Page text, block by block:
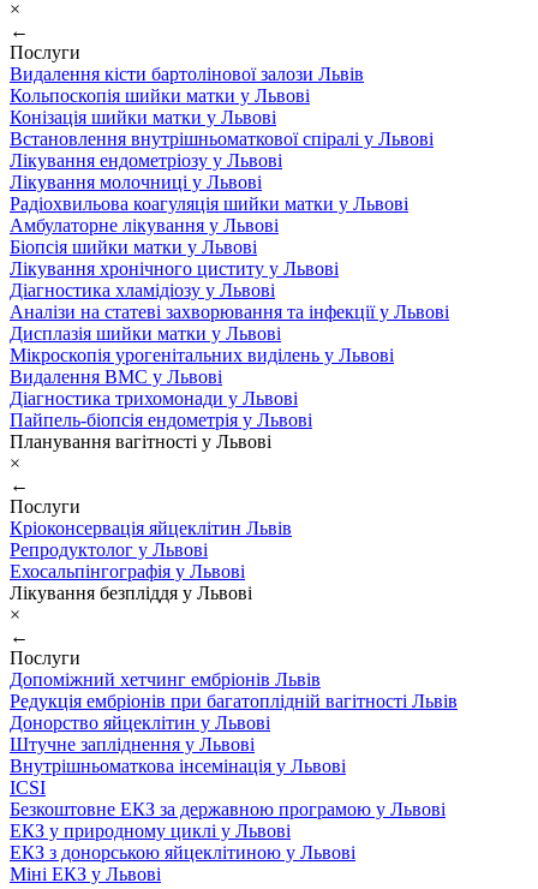
×
←
Послуги
Видалення кісти бартолінової залози Львів
Кольпоскопія шийки матки у Львові
Конізація шийки матки у Львові
Встановлення внутрішньоматкової спіралі у Львові
Лікування ендометріозу у Львові
Лікування молочниці у Львові
Радіохвильова коагуляція шийки матки у Львові
Амбулаторне лікування у Львові
Біопсія шийки матки у Львові
Лікування хронічного циститу у Львові
Діагностика хламідіозу у Львові
Аналізи на статеві захворювання та інфекції у Львові
Дисплазія шийки матки у Львові
Мікроскопія урогенітальних виділень у Львові
Видалення ВМС у Львові
Діагностика трихомонади у Львові
Пайпель-біопсія ендометрія у Львові
Планування вагітності у Львові
×
←
Послуги
Кріоконсервація яйцеклітин Львів
Репродуктолог у Львові
Ехосальпінгографія у Львові
Лікування безпліддя у Львові
×
←
Послуги
Допоміжний хетчинг ембріонів Львів
Редукція ембріонів при багатоплідній вагітності Львів
Донорство яйцеклітин у Львові
Штучне запліднення у Львові
Внутрішньоматкова інсемінація у Львові
ICSI
Безкоштовне ЕКЗ за державною програмою у Львові
ЕКЗ у природному циклі у Львові
ЕКЗ з донорською яйцеклітиною у Львові
Міні ЕКЗ у Львові